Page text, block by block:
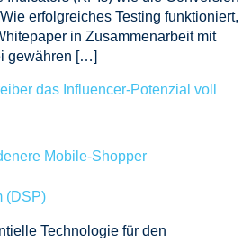
erfolgreiches Testing funktioniert,
in Zusammenarbeit mit
gewähren […]
das Influencer-Potenzial voll
Mobile-Shopper
(DSP)
Technologie für den